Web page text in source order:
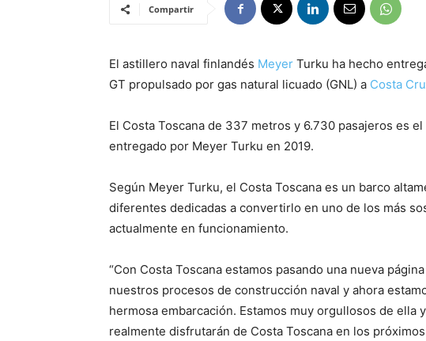
Compartir
El astillero naval finlandés Meyer Turku ha hecho
GT propulsado por gas natural licuado (GNL) a Costa
El Costa Toscana de 337 metros y 6.730 pasajeros es
entregado por Meyer Turku en 2019.
Según Meyer Turku, el Costa Toscana es un barco
diferentes dedicadas a convertirlo en uno de los más
actualmente en funcionamiento.
“Con Costa Toscana estamos pasando una nueva
nuestros procesos de construcción naval y ahora
hermosa embarcación. Estamos muy orgullosos de ella
realmente disfrutarán de Costa Toscana en los